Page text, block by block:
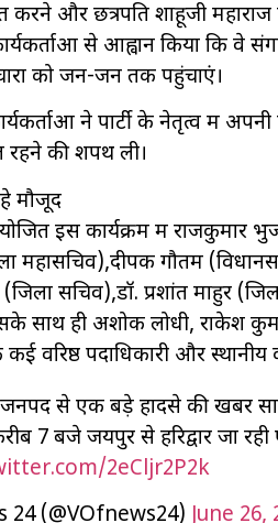
और छत्रपति शाहूजी
से आह्वान किया कि
को जन-जन तक पहुंचाएं।
ने पार्टी के नेतृत्व में
रहने की शपथ ली।
मौजूद
इस कार्यक्रम में राजकुमार
महासचिव),दीपक गौतम
सचिव),डॉ. प्रशांत माहुर
साथ ही अशोक लोधी, राकेश
वरिष्ठ पदाधिकारी और
जनपद से एक बड़े हादसे की खबर
7 बजे जयपुर से हरिद्वार जा
2eCljr2P2k
(@VOfnews24) June 26,